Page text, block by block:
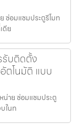
ซ่อมแซมประตูรีโมท
ดีย
รับติดตั้ง
ตโนมัติ แบบ
าย ซ่อมแซมประตู
ในท